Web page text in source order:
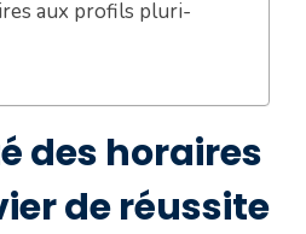
aux profils pluri-
des horaires
de réussite